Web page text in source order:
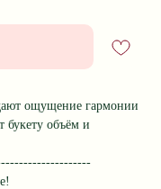
ощущение гармонии
букету объём и